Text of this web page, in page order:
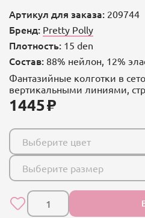
Артикул для заказа: 209744
Бренд: Pretty Polly
Плотность: 15 den
Состав: 88% нейлон, 12%
Фантазийные колготки в
вертикальными линиями,
1445
Выберите цвет
Выберите размер